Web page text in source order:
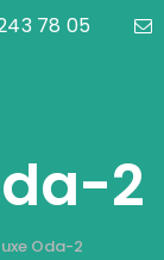
78 05
2
Oda-2